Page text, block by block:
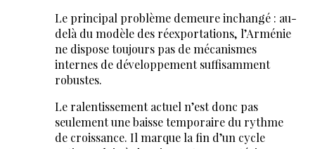
Le principal problème demeure inchangé : au-
delà du modèle des réexportations, l’Arménie
ne dispose toujours pas de mécanismes
internes de développement suffisamment
robustes.
Le ralentissement actuel n’est donc pas
seulement une baisse temporaire du rythme
de croissance. Il marque la fin d’un cycle